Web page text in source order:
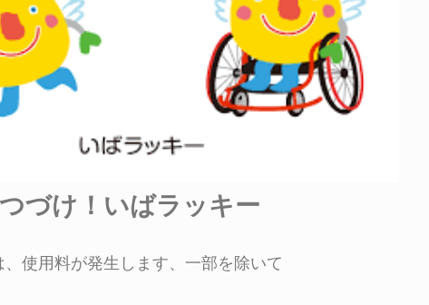
づけ！いばラッキー
使用料が発生します、一部を除いて